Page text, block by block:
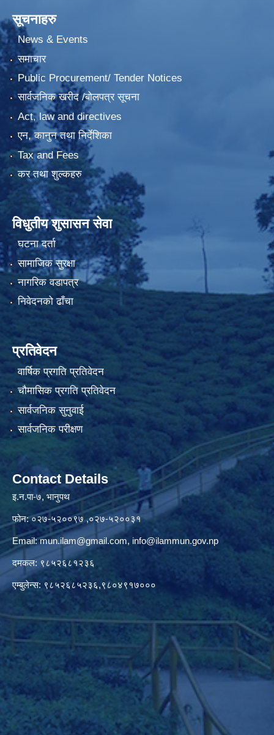
सूचनाहरु
News & Events
समाचार
Public Procurement/ Tender Notices
सार्वजनिक खरीद /बोलपत्र सूचना
Act, law and directives
एन, कानुन तथा निर्देशिका
Tax and Fees
कर तथा शुल्कहरु
विधुतीय शुसासन सेवा
घटना दर्ता
सामाजिक सुरक्षा
नागरिक वडापत्र
निवेदनको ढाँचा
प्रतिवेदन
वार्षिक प्रगति प्रतिवेदन
चौमासिक प्रगति प्रतिवेदन
सार्वजनिक सुनुवाई
सार्वजनिक परीक्षण
Contact Details
इ.न.पा-७, भानुपथ
फोन: ०२७-५२००९७ ,०२७-५२००३१
Email:mun.ilam@gmail.com, info@ilammun.gov.np
दमकल: ९८५२६८१२३६
एम्बुलेन्स: ९८५२६८५२३६,९८०४९१७०००